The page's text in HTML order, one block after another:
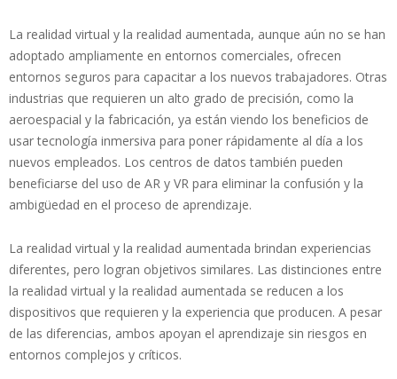
La realidad virtual y la realidad aumentada, aunque aún no se han
adoptado ampliamente en entornos comerciales, ofrecen
entornos seguros para capacitar a los nuevos trabajadores. Otras
industrias que requieren un alto grado de precisión, como la
aeroespacial y la fabricación, ya están viendo los beneficios de
usar tecnología inmersiva para poner rápidamente al día a los
nuevos empleados. Los centros de datos también pueden
beneficiarse del uso de AR y VR para eliminar la confusión y la
ambigüedad en el proceso de aprendizaje.
La realidad virtual y la realidad aumentada brindan experiencias
diferentes, pero logran objetivos similares. Las distinciones entre
la realidad virtual y la realidad aumentada se reducen a los
dispositivos que requieren y la experiencia que producen. A pesar
de las diferencias, ambos apoyan el aprendizaje sin riesgos en
entornos complejos y críticos.